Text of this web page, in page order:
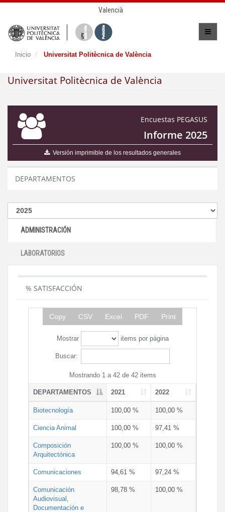
Valencià
Inicio Universitat Politècnica de València
Universitat Politècnica de València
Encuestas PEGASUS
Informe 2025
Versión imprimible de los resultados generales
DEPARTAMENTOS
ADMINISTRACIÓN
LABORATORIOS
% SATISFACCIÓN
Copy CSV Excel PDF Print
Mostrar items por página
Buscar:
Mostrando 1 a 42 de 42 items
DEPARTAMENTOS 2021 2022
Biotecnología 100,00 % 100,00 %
Ciencia Animal 100,00 % 97,41 %
Composición
Arquitectónica
100,00 % 100,00 %
Comunicaciones 94,61 % 97,24 %
Comunicación
Audiovisual,
Documentación e
98,78 % 100,00 %